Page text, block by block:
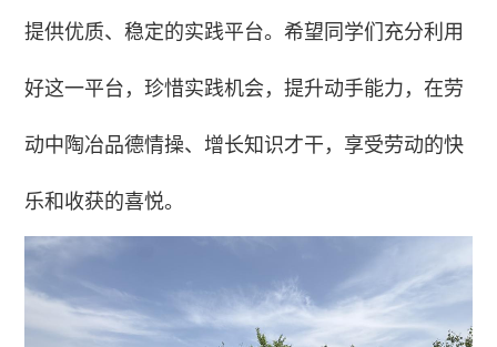
提供优质、稳定的实践平台。希望同学们充分利用
好这一平台，珍惜实践机会，提升动手能力，在劳
动中陶冶品德情操、增长知识才干，享受劳动的快
乐和收获的喜悦。